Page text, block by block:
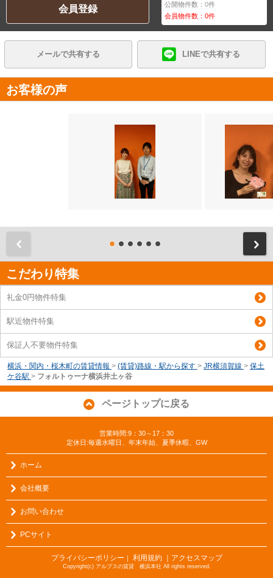
会員登録 公開物件数：0件
会員物件数：0件
メールで共有する LINEで共有する
お客様の声
こだわり特集
礼金0円物件特集
駅近物件特集
保証人不要物件特集
横浜・関内・桜木町の賃貸情報 > (賃貸)路線・駅から探す > JR横須賀線 > 保土
ケ谷駅 > フォルトゥーナ横浜井土ヶ谷
ページトップに戻る
営業時間:9：30～17：30
定休日:毎週水曜日、年末年始、夏季休暇、GW
ホーム
会社概要
お問い合わせ
PCサイト
プライバシーポリシー 利用規約 ｜アクセスマップ
Copyright(c) アルプスの賃貸 横浜本社 All rights reserved.